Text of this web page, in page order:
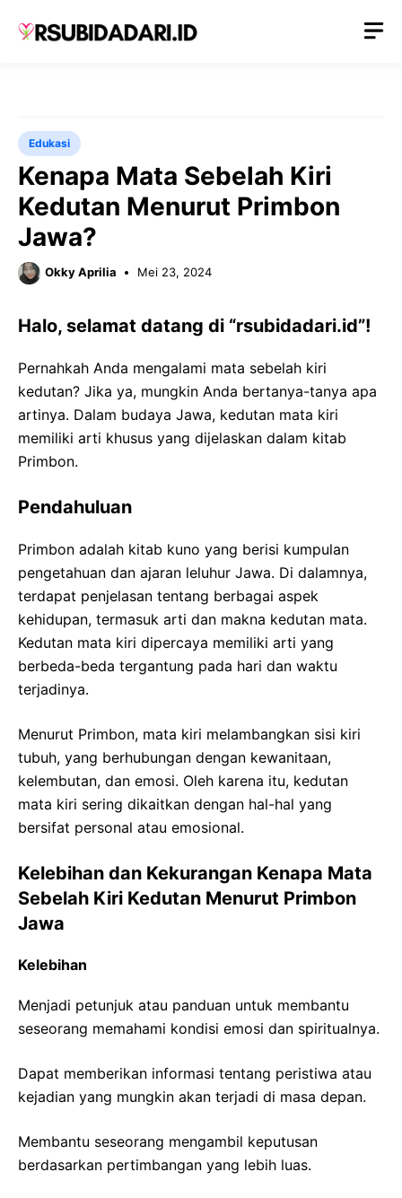
Edukasi
Kenapa Mata Sebelah Kiri
Kedutan Menurut Primbon
Jawa?
Okky Aprilia Mei 23, 2024
Halo, selamat datang di “rsubidadari.id”!
Pernahkah Anda mengalami mata sebelah kiri
kedutan? Jika ya, mungkin Anda bertanya-tanya apa
artinya. Dalam budaya Jawa, kedutan mata kiri
memiliki arti khusus yang dijelaskan dalam kitab
Primbon.
Pendahuluan
Primbon adalah kitab kuno yang berisi kumpulan
pengetahuan dan ajaran leluhur Jawa. Di dalamnya,
terdapat penjelasan tentang berbagai aspek
kehidupan, termasuk arti dan makna kedutan mata.
Kedutan mata kiri dipercaya memiliki arti yang
berbeda-beda tergantung pada hari dan waktu
terjadinya.
Menurut Primbon, mata kiri melambangkan sisi kiri
tubuh, yang berhubungan dengan kewanitaan,
kelembutan, dan emosi. Oleh karena itu, kedutan
mata kiri sering dikaitkan dengan hal-hal yang
bersifat personal atau emosional.
Kelebihan dan Kekurangan Kenapa Mata
Sebelah Kiri Kedutan Menurut Primbon
Jawa
Kelebihan
Menjadi petunjuk atau panduan untuk membantu
seseorang memahami kondisi emosi dan spiritualnya.
Dapat memberikan informasi tentang peristiwa atau
kejadian yang mungkin akan terjadi di masa depan.
Membantu seseorang mengambil keputusan
berdasarkan pertimbangan yang lebih luas.